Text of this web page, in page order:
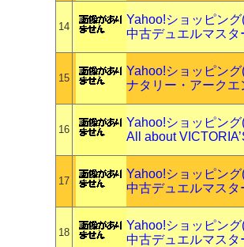
14
Yahoo!ショッピン
中古デュエルマス
15
Yahoo!ショッピン
ナタリー・アーク
16
Yahoo!ショッピン
All about
17
Yahoo!ショッピン
中古デュエルマス
18
Yahoo!ショッピン
中古デュエルマス